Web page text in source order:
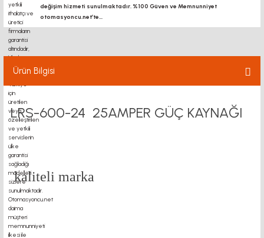
değişim hizmeti sunulmaktadır. %100 Güven ve Memnunniyet
otomasyoncu.net’te...
Ürün Bilgisi
LRS-600-24 25AMPER GÜÇ KAYNAĞI
kaliteli marka